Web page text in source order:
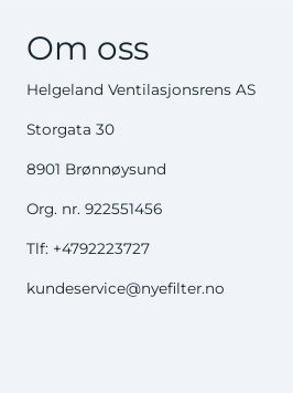
Om oss
Helgeland Ventilasjonsrens AS
Storgata 30
8901 Brønnøysund
Org. nr. 922551456
Tlf: +4792223727
kundeservice@nyefilter.no